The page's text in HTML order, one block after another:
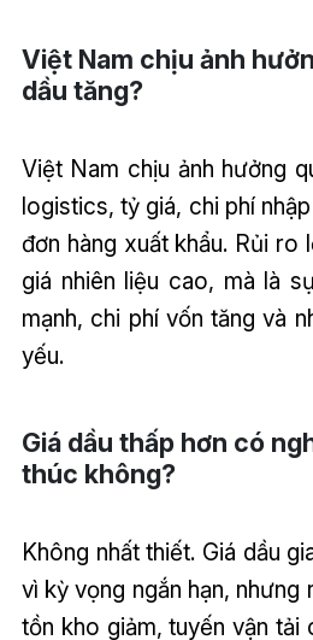
Việt Nam chịu ảnh
dầu tăng?
Việt Nam chịu ảnh hưởng
logistics, tỷ giá, chi phí
đơn hàng xuất khẩu. Rủi ro
giá nhiên liệu cao, mà là
mạnh, chi phí vốn tăng và
yếu.
Giá dầu thấp hơn có
thúc không?
Không nhất thiết. Giá dầu
vì kỳ vọng ngắn hạn, nhưng
tồn kho giảm, tuyến vận tải